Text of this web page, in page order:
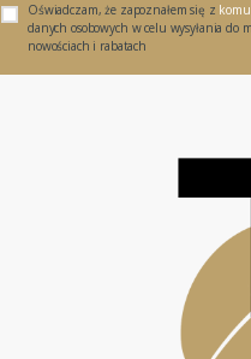
Oświadczam, że zapoznałem się z
danych osobowych w celu wysyłania do
nowościach i rabatach